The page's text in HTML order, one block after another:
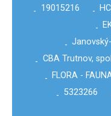
- 19015216 -
-
-
- CBA Trutnov,
- FLORA -
- 5323266